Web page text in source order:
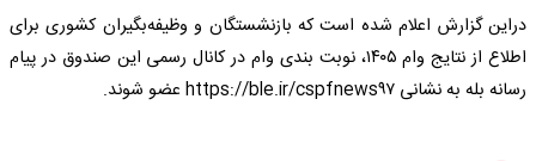
دراین گزارش اعلام شده است که بازنشستگان و وظیفه‌بگیران کشوری برای
اطلاع از نتایج وام ۱۴۰۵، نوبت بندی وام در کانال رسمی این صندوق در پیام
رسانه بله به نشانی https://ble.ir/cspfnews۹۷ عضو شوند.